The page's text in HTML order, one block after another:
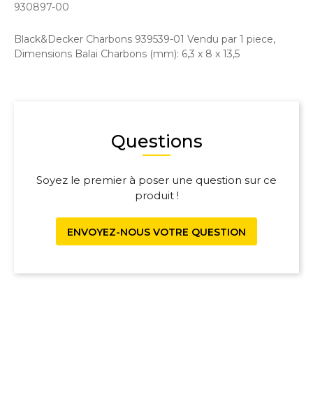
930897-00
Black&Decker Charbons 939539-01 Vendu par 1 piece,
Dimensions Balai Charbons (mm): 6,3 x 8 x 13,5
Questions
Soyez le premier à poser une question sur ce
produit !
ENVOYEZ-NOUS VOTRE QUESTION